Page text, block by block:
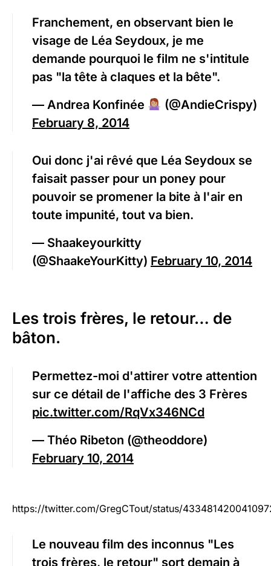
Franchement, en observant bien le
visage de Léa Seydoux, je me
demande pourquoi le film ne s'intitule
pas "la tête à claques et la bête".
— Andrea Konfinée
(@AndieCrispy)
February 8, 2014
Oui donc j'ai rêvé que Léa Seydoux se
faisait passer pour un poney pour
pouvoir se promener la bite à l'air en
toute impunité, tout va bien.
— Shaakeyourkitty
(@ShaakeYourKitty) February 10, 2014
Les trois frères, le retour… de
bâton.
Permettez-moi d'attirer votre attention
sur ce détail de l'affiche des 3 Frères
pic.twitter.com/RqVx346NCd
— Théo Ribeton (@theoddore)
February 10, 2014
https://twitter.com/GregCTout/status/
Le nouveau film des inconnus "Les
trois frères, le retour" sort demain à